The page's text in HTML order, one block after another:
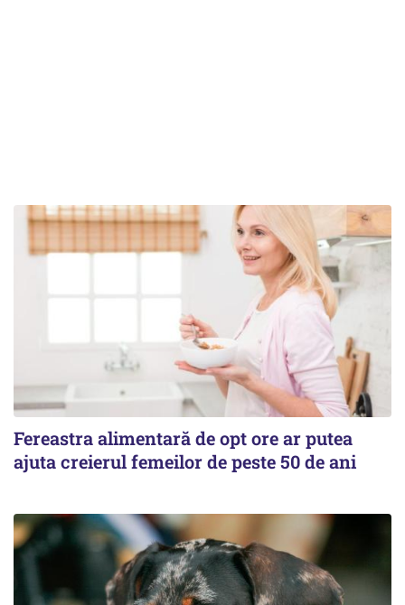
Fereastra alimentară de opt ore ar putea
ajuta creierul femeilor de peste 50 de ani